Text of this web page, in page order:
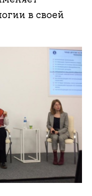
в своей